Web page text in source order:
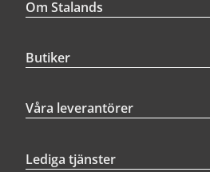
Om Stalands
Butiker
Våra leverantörer
Lediga tjänster